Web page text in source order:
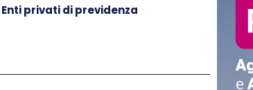
privati di previdenza